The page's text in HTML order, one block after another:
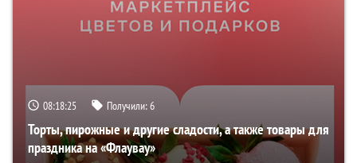
08:18:24 Получили:6
Торты, пирожные и другие сладости, а также товары для
праздника на «Флаувау»